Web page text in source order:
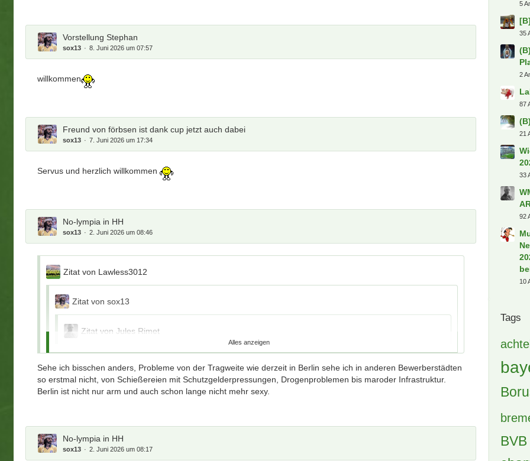
Vorstellung Stephan
sox13 8. Juni 2026 um 07:57
willkommen
Freund von förbsen ist dank cup jetzt auch dabei
sox13 7. Juni 2026 um 17:34
Servus und herzlich willkommen
No-lympia in HH
sox13 2. Juni 2026 um 08:46
Zitat von Lawless3012
Zitat von sox13
Zitat von Jules Rimet
Dann macht es eben München.
Alles anzeigen
Sehe ich bisschen anders, Probleme von der Tragweite wie derzeit in Berlin sehe ich in anderen Bewerberstädten
so erstmal nicht, von Schießereien mit Schutzgelderpressungen, Drogenproblemen bis maroder Infrastruktur.
Berlin ist nicht nur arm und auch schon lange nicht mehr sexy.
No-lympia in HH
sox13 2. Juni 2026 um 08:17
laxi
1
5
87
33
92